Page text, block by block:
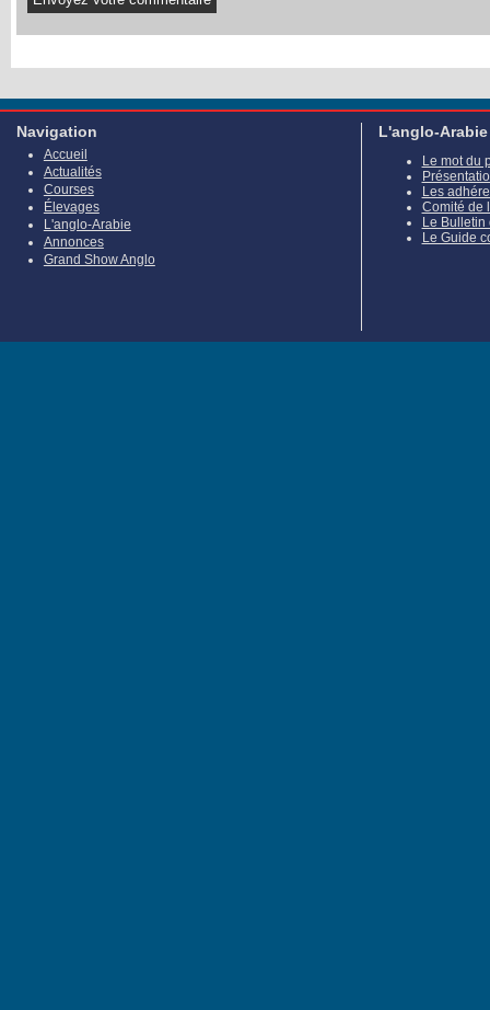
Navigation
Accueil
Actualités
Courses
Élevages
L'anglo-Arabie
Annonces
Grand Show Anglo
L'anglo-Arabie
Le mot du
Les
Comité de
Le Bulletin
Le Guide